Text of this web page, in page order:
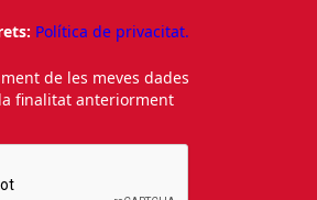
Política de privacitat.
de les meves dades
finalitat anteriorment